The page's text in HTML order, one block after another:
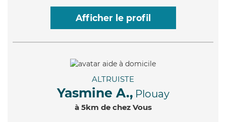
Afficher le profil
ALTRUISTE
Yasmine A., Plouay
à 5km de chez Vous